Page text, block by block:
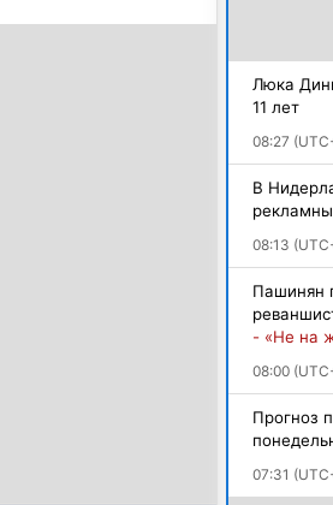
Люка
11 лет
08:27
В
08:13
Пашинян
- «Не на
08:00
Прогноз
07:31